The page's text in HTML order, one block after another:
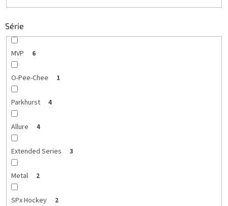
Série
MVP 6
O-Pee-Chee 1
Parkhurst 4
Allure 4
Extended Series 3
Metal 2
SPx Hockey 2